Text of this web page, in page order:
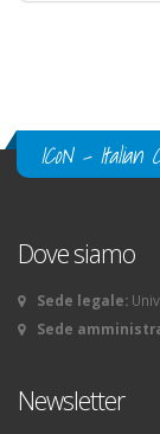
ICoN - Italian
Dove siamo
Sede legale:
Sede
Newsletter